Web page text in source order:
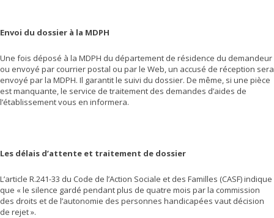
Envoi du dossier à la MDPH
Une fois déposé à la MDPH du département de résidence du demandeur
ou envoyé par courrier postal ou par le Web, un accusé de réception sera
envoyé par la MDPH. Il garantit le suivi du dossier. De même, si une pièce
est manquante, le service de traitement des demandes d’aides de
l’établissement vous en informera.
Les délais d’attente et traitement de dossier
L’article R.241-33 du Code de l’Action Sociale et des Familles (CASF) indique
que « le silence gardé pendant plus de quatre mois par la commission
des droits et de l’autonomie des personnes handicapées vaut décision
de rejet ».